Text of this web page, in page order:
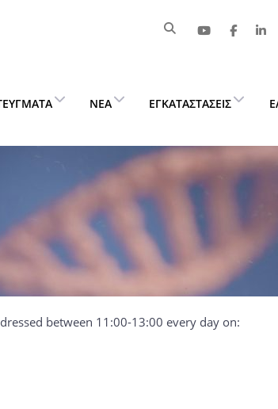
ΝΈΑ ΕΓΚΑΤΑΣΤΆΣΕΙΣ
between 11:00-13:00 every day on: